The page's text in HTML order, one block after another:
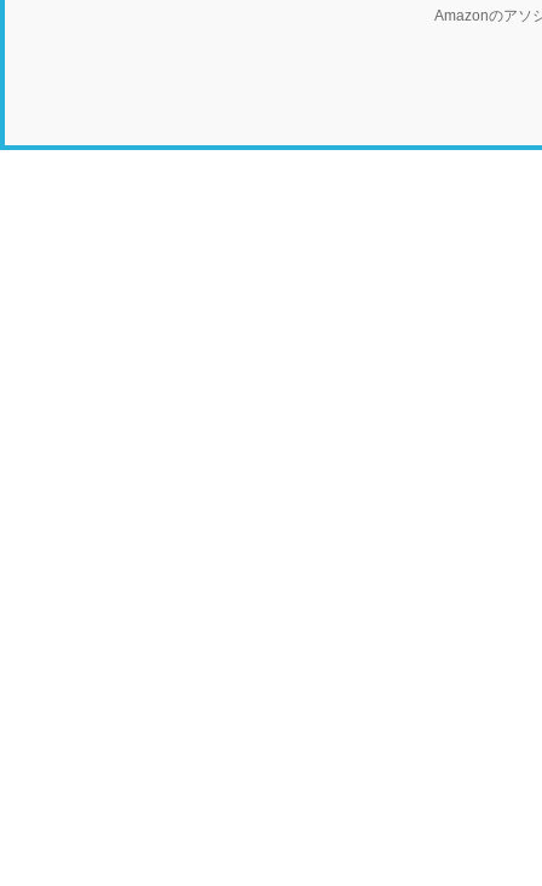
Amazonのアソ